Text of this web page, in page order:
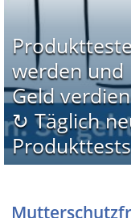
werden und
Geld
↻ Täglich
Produkttests